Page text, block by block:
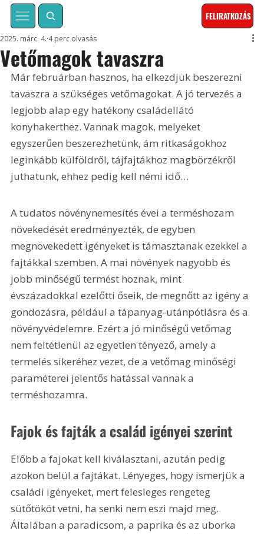
FELIRATKOZÁS
Vetőmagok tavaszra
2025. márc. 4. 4 perc olvasás
Már februárban hasznos, ha elkezdjük beszerezni
tavaszra a szükséges vetőmagokat. A jó tervezés a
legjobb alap egy hatékony családellátó
konyhakerthez. Vannak magok, melyeket
egyszerűen beszerezhetünk, ám ritkaságokhoz
leginkább külföldről, tájfajtákhoz magbörzékről
juthatunk, ehhez pedig kell némi idő…
A tudatos növénynemesítés évei a terméshozam
növekedését eredményezték, de egyben
megnövekedett igényeket is támasztanak ezekkel a
fajtákkal szemben. A mai növények nagyobb és
jobb minőségű termést hoznak, mint
évszázadokkal ezelőtti őseik, de megnőtt az igény a
gondozásra, például a tápanyag-utánpótlásra és a
növényvédelemre. Ezért a jó minőségű vetőmag
nem feltétlenül az egyetlen tényező, amely a
termelés sikeréhez vezet, de a vetőmag minőségi
paraméterei jelentős hatással vannak a
terméshozamra.
Fajok és fajták a család igényei szerint
Előbb a fajokat kell kiválasztani, azután pedig
azokon belül a fajtákat. Lényeges, hogy ismerjük a
családi igényeket, mert felesleges rengeteg
sütőtököt vetni, ha senki nem eszi majd meg.
Általában a paradicsom, a paprika és az uborka